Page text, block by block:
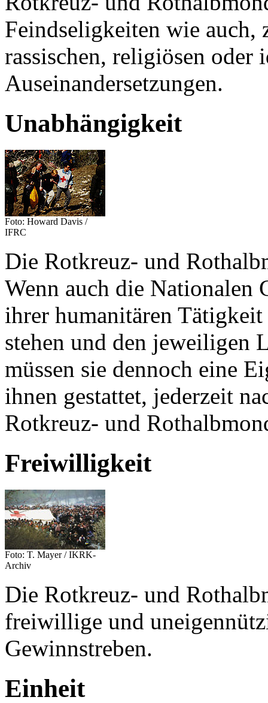
Feindseligkeiten wie auch,
rassischen, religiösen oder
Auseinandersetzungen.
Unabhängigkeit
Foto: Howard Davis /
IFRC
Die Rotkreuz- und
Wenn auch die Nationalen
ihrer humanitären
stehen und den jeweiligen
müssen sie dennoch eine
ihnen gestattet, jederzeit
Rotkreuz- und
Freiwilligkeit
Foto: T. Mayer / IKRK-
Archiv
Die Rotkreuz- und
freiwillige und
Gewinnstreben.
Einheit